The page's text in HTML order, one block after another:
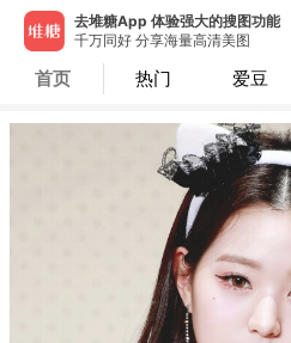
去堆糖App 体验强大的搜图功能
千万同好 分享海量高清美图
首页 热门 爱豆